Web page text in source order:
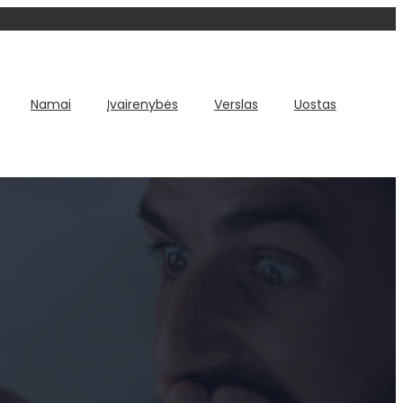
Namai Įvairenybės Verslas Uostas